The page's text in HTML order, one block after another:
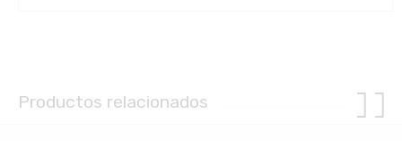
Productos relacionados